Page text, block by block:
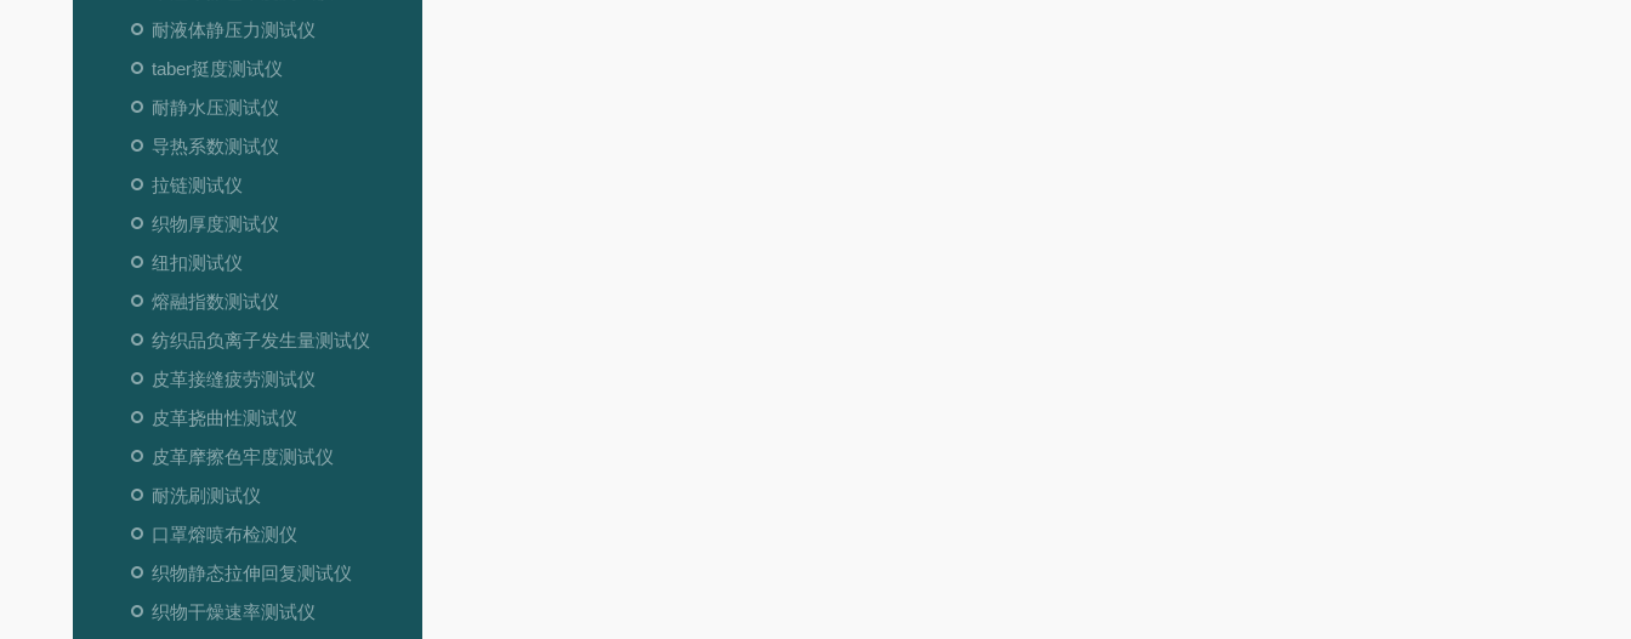
耐液体静压力测试仪
taber挺度测试仪
耐静水压测试仪
导热系数测试仪
拉链测试仪
织物厚度测试仪
纽扣测试仪
熔融指数测试仪
纺织品负离子发生量测试仪
皮革接缝疲劳测试仪
皮革挠曲性测试仪
皮革摩擦色牢度测试仪
耐洗刷测试仪
口罩熔喷布检测仪
织物静态拉伸回复测试仪
织物干燥速率测试仪